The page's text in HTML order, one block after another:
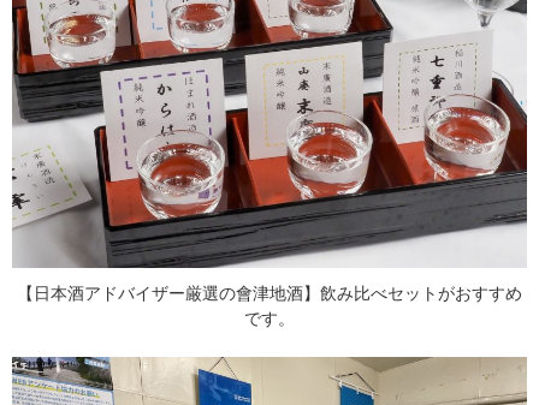
【日本酒アドバイザー厳選の會津地酒】飲み比べセットがおすすめ
です。